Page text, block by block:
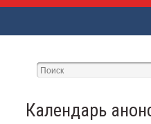
Календарь